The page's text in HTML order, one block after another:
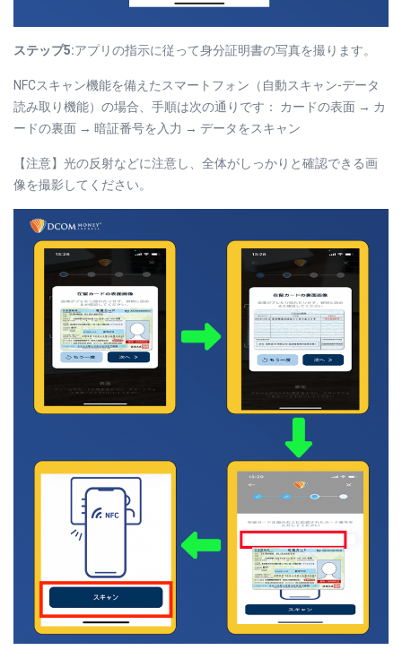
ステップ5:アプリの指示に従って身分証明書の写真を撮ります。
NFCスキャン機能を備えたスマートフォン（自動スキャン-データ
読み取り機能）の場合、手順は次の通りです： カードの表面 → カ
ードの裏面 → 暗証番号を入力 → データをスキャン
【注意】光の反射などに注意し、全体がしっかりと確認できる画
像を撮影してください。